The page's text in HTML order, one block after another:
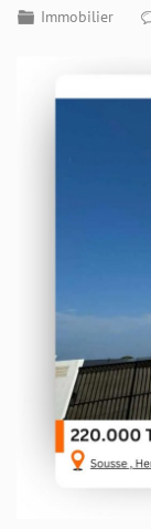
Immobilier